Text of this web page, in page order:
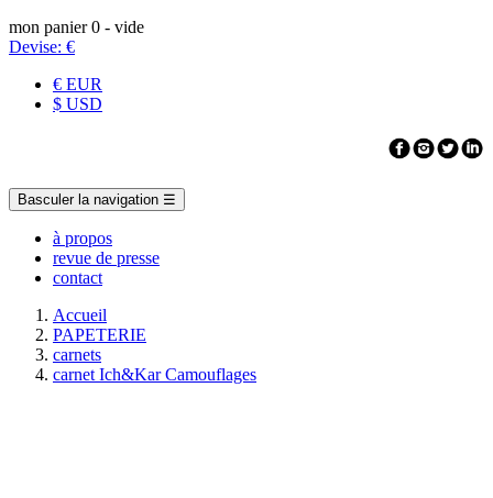
mon panier 0 - vide
Devise: €
€ EUR
$ USD
Basculer la navigation ☰
à propos
revue de presse
contact
Accueil
PAPETERIE
carnets
carnet Ich&Kar Camouflages